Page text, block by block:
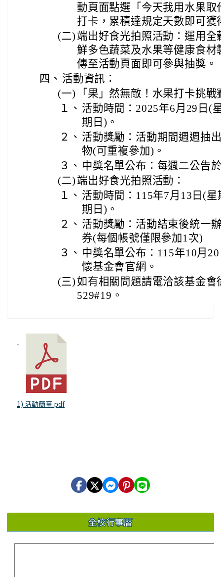
動頁面點選「今天我用水果
打卡，累積達規定天數即可獲
(二) 端出好食光拍照活動：運用
鮮多色蔬菜及水果等健康食
傳至活動頁面即可參與抽獎。
四、 活動資訊：
(一)
「果」然無敵！水果打卡挑戰
１、 活動時間：2025年6月29日(
期日)。
２、 活動獎勵：活動期間週週抽
物(可重複參加)。
３、 中獎名單公布：每週二公告
(二) 端出好食光拍照活動：
１、 活動時間：115年7月13日(
期日)。
２、 活動獎勵：活動結束後統一
券(每個帳號僅限參加1次)
３、 中獎名單公布：115年10月
懷基金會官網。
(三)如有相關問題請電洽該基金
529#19。
1) 活動簡章.pdf
全校行事曆